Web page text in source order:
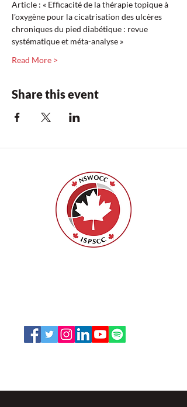
Article : « Efficacité de la thérapie topique à
l'oxygène pour la cicatrisation des ulcères
chroniques du pied diabétique : revue
systématique et méta-analyse »
Read More >
Share this event